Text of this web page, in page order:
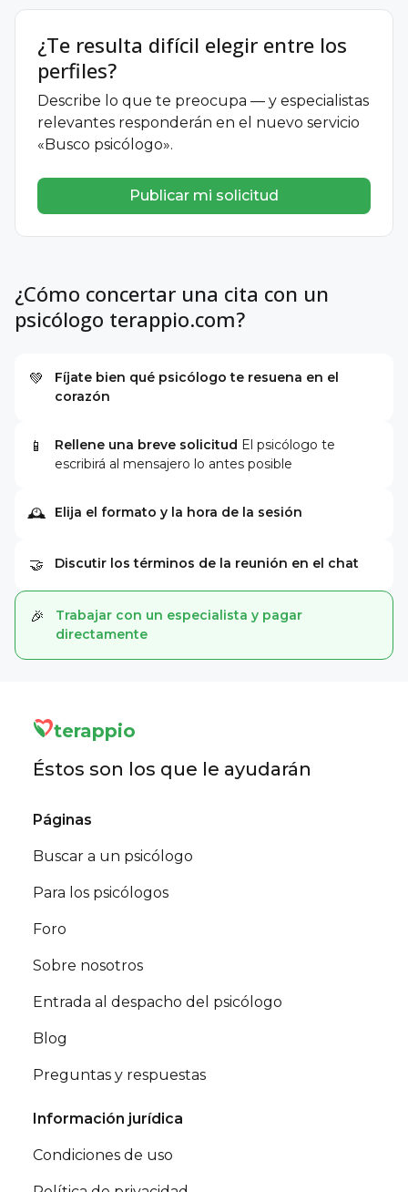
¿Te resulta difícil elegir entre los
perfiles?
Describe lo que te preocupa — y especialistas
relevantes responderán en el nuevo servicio
«Busco psicólogo».
Publicar mi solicitud
¿Cómo concertar una cita con un
psicólogo terappio.com?
💚
Fíjate bien qué psicólogo te resuena en el
corazón
📱 Rellene una breve solicitud El psicólogo te
escribirá al mensajero lo antes posible
🕰 Elija el formato y la hora de la sesión
🤝 Discutir los términos de la reunión en el chat
🎉
Trabajar con un especialista y pagar
directamente
terappio
Éstos son los que le ayudarán
Páginas
Buscar a un psicólogo
Para los psicólogos
Foro
Sobre nosotros
Entrada al despacho del psicólogo
Blog
Preguntas y respuestas
Información jurídica
Condiciones de uso